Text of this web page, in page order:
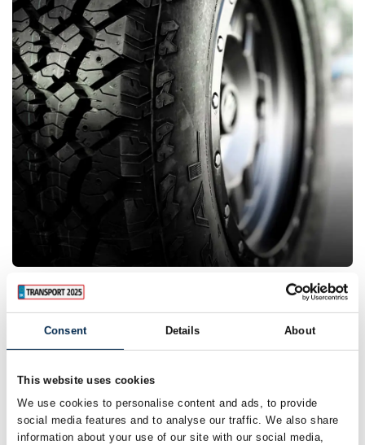
Consent Details About
This website uses cookies
We use cookies to personalise content and ads, to provide
social media features and to analyse our traffic. We also share
information about your use of our site with our social media,
Dæk